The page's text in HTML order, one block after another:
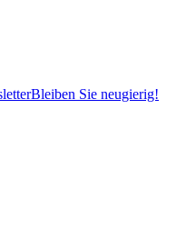
Bleiben Sie neugierig!